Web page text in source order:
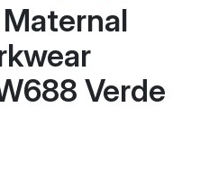
Verde